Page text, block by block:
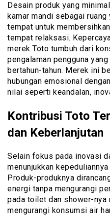
Desain produk yang
kamar mandi sebagai
tempat untuk
tempat relaksasi.
merek Toto tumbuh dari
pengalaman pengguna
bertahun-tahun. Merek ini
hubungan emosional
nilai seperti keandalan,
Kontribusi Toto
dan Keberlanjutan
Selain fokus pada inovasi
menunjukkan
Produk-produknya
energi tanpa mengurangi
pada toilet dan shower-nya
mengurangi konsumsi air